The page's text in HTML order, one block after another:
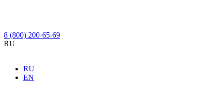
8 (800) 200-65-69
RU
RU
EN